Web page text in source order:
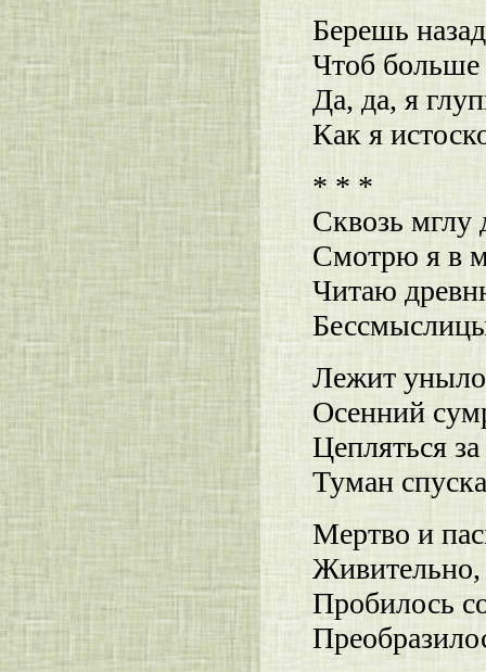
Берешь
Чтоб больше
Да, да, я
Как я
* * *
Сквозь мглу
Смотрю я в
Читаю
Лежит
Осенний
Цепляться
Туман
Мертво и
Живительно,
Пробилось